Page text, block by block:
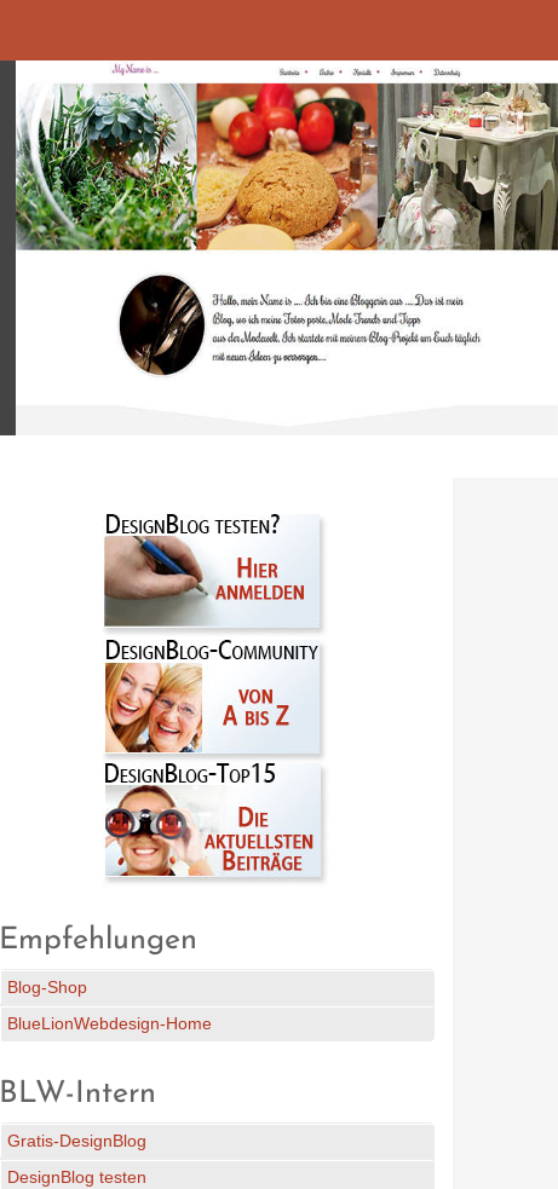
Empfehlungen
Blog-Shop
BlueLionWebdesign-Home
BLW-Intern
Gratis-DesignBlog
DesignBlog testen